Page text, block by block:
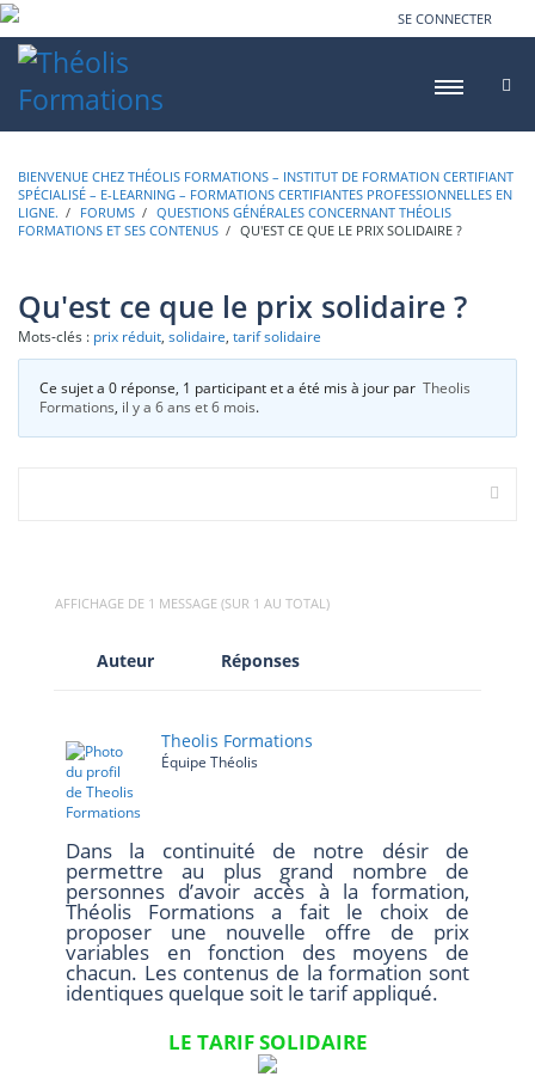
SE CONNECTER
BIENVENUE CHEZ THÉOLIS FORMATIONS – INSTITUT DE FORMATION CERTIFIANT
SPÉCIALISÉ – E-LEARNING – FORMATIONS CERTIFIANTES PROFESSIONNELLES EN
LIGNE.
FORUMS
QUESTIONS GÉNÉRALES CONCERNANT THÉOLIS
FORMATIONS ET SES CONTENUS
QU'EST CE QUE LE PRIX SOLIDAIRE ?
Qu'est ce que le prix solidaire ?
Mots-clés : prix réduit, solidaire, tarif solidaire
Ce sujet a 0 réponse, 1 participant et a été mis à jour par Theolis
Formations, il y a 6 ans et 6 mois.
AFFICHAGE DE 1 MESSAGE (SUR 1 AU TOTAL)
Auteur Réponses
Theolis Formations
Équipe Théolis
Dans la continuité de notre désir de
permettre au plus grand nombre de
personnes d’avoir accès à la formation,
Théolis Formations a fait le choix de
proposer une nouvelle offre de prix
variables en fonction des moyens de
chacun. Les contenus de la formation sont
identiques quelque soit le tarif appliqué.
LE TARIF SOLIDAIRE